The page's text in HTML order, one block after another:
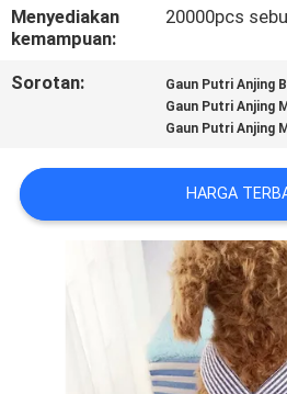
SITEMAP
Menyediakan
kemampuan:
20000pcs
Sorotan: Gaun Putri Anjing
Gaun Putri Anjing
Gaun Putri Anjing
HARGA